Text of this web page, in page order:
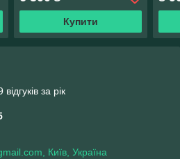
Купити
за рік
Київ, Україна